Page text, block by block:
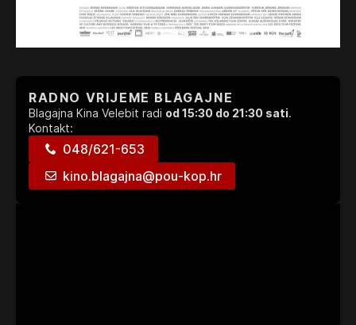
RADNO VRIJEME BLAGAJNE
Blagajna Kina Velebit radi od 15:30 do 21:30 sati.
Kontakt:
048/621-653
kino.blagajna@pou-kop.hr